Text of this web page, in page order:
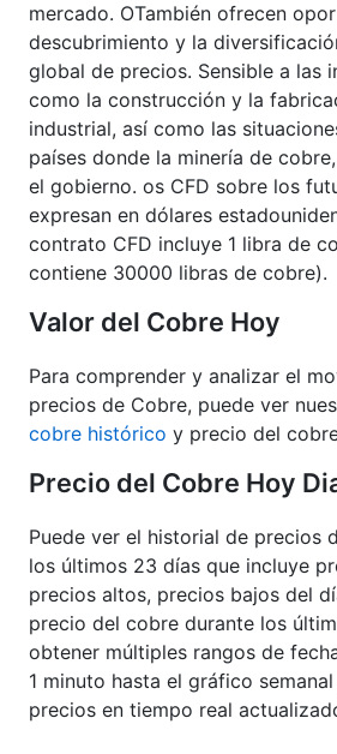
mercado. ОTambién ofrecen
descubrimiento y la
global de precios. Sensible a las
como la construcción y la
industrial, así como las
países donde la minería de
el gobierno. os CFD sobre los
expresan en dólares
contrato CFD incluye 1 libra de
contiene 30000 libras de cobre).
Valor del Cobre Hoy
Para comprender y analizar el
precios de Cobre, puede ver
cobre histórico y precio del
Precio del Cobre Hoy
Puede ver el historial de precios
los últimos 23 días que incluye
precios altos, precios bajos del
precio del cobre durante los
obtener múltiples rangos de
1 minuto hasta el gráfico
precios en tiempo real